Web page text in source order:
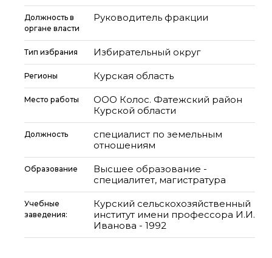
Должность в
органе власти
Руководитель фракции
Тип избрания Избирательный округ
Регионы Курская область
Место работы
ООО Колос. Фатежский район
Курской области
Должность
специалист по земельным
отношениям
Образование
Высшее образование -
специалитет, магистратура
Учебные
заведения:
Курский сельскохозяйственный
институт имени профессора И.И.
Иванова - 1992